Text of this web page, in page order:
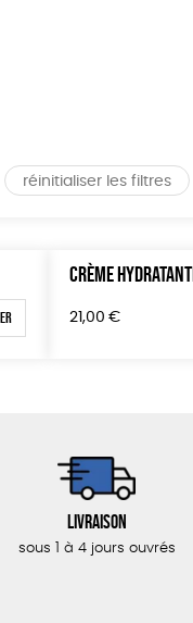
réinitialiser les filtres
CRÈME
21,00 €
Livraison
sous 1 à 4 jours ouvrés